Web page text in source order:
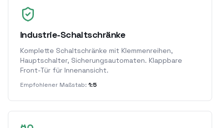
Industrie-Schaltschränke
Komplette Schaltschränke mit Klemmenreihen,
Hauptschalter, Sicherungsautomaten. Klappbare
Front-Tür für Innenansicht.
Empfohlener Maßstab: 1:5